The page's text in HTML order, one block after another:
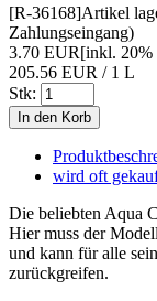
[R-36168]Artikel
Zahlungseingang)
3.70 EUR[inkl.
205.56 EUR / 1 L
Stk:
wird oft
Die beliebten Aqua
Hier muss der
und kann für alle
zurückgreifen.